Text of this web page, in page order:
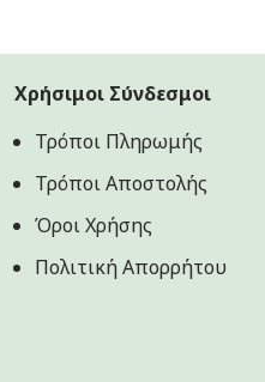
Χρήσιμοι Σύνδεσμοι
Τρόποι Πληρωμής
Τρόποι Αποστολής
Όροι Χρήσης
Πολιτική Aπορρήτου